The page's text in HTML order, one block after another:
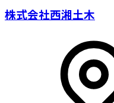
株式会社西湘土木